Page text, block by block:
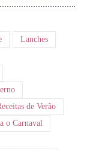
Lanches
de Verão
o Carnaval